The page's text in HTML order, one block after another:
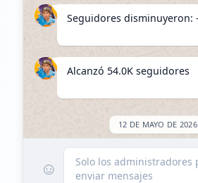
Seguidores disminuyeron:
Alcanzó 54.0K seguidores
12 DE MAYO DE 2026
FOLLOWERS INCREASED:
☺
Solo los administradores
enviar mensajes